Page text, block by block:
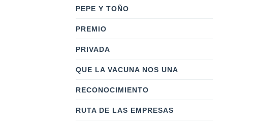
PEPE Y TOÑO
PREMIO
PRIVADA
QUE LA VACUNA NOS UNA
RECONOCIMIENTO
RUTA DE LAS EMPRESAS